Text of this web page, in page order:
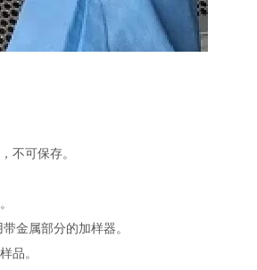
不可保存。
金属部分的加样器。
品。